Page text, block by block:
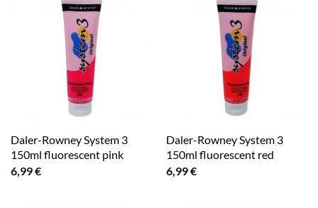
Daler-Rowney System 3
150ml fluorescent pink
6,99€
Daler-Rowney System 3
150ml fluorescent red
6,99€